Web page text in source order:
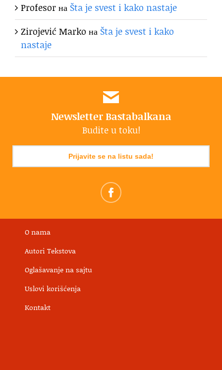
Profesorна Šta je svest i kako nastaje
Zirojević Marko на Šta je svest i kako
nastaje
Newsletter Bastabalkana
Budite u toku!
Prijavite se na listu sada!
O nama
Autori Tekstova
Oglašavanje na sajtu
Uslovi korišćenja
Kontakt